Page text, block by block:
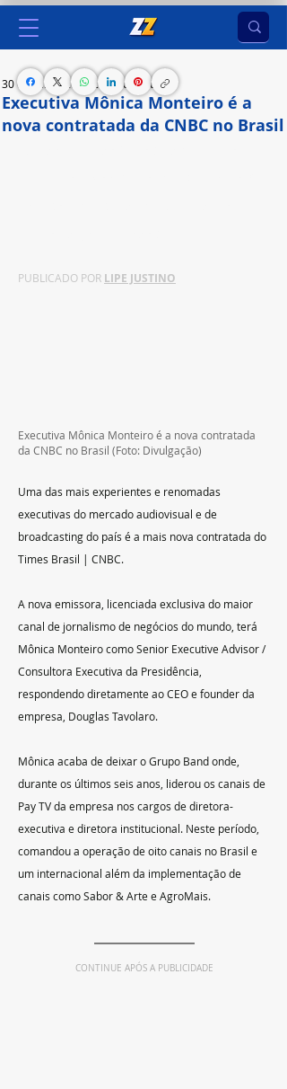
Executiva Mônica Monteiro é a
nova contratada da CNBC no Brasil
30 de jul. de 2024 2 min de leitura
PUBLICADO POR LIPE JUSTINO
Executiva Mônica Monteiro é a nova contratada
da CNBC no Brasil (Foto: Divulgação)
Uma das mais experientes e renomadas
executivas do mercado audiovisual e de
broadcasting do país é a mais nova contratada do
Times Brasil | CNBC.
A nova emissora, licenciada exclusiva do maior
canal de jornalismo de negócios do mundo, terá
Mônica Monteiro como Senior Executive Advisor /
Consultora Executiva da Presidência,
respondendo diretamente ao CEO e founder da
empresa, Douglas Tavolaro.
Mônica acaba de deixar o Grupo Band onde,
durante os últimos seis anos, liderou os canais de
Pay TV da empresa nos cargos de diretora-
executiva e diretora institucional. Neste período,
comandou a operação de oito canais no Brasil e
um internacional além da implementação de
canais como Sabor & Arte e AgroMais.
CONTINUE APÓS A PUBLICIDADE